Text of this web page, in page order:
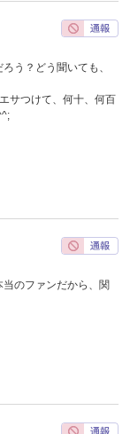
う？どう聞いても、
サつけて、何十、何百
のファンだから、関